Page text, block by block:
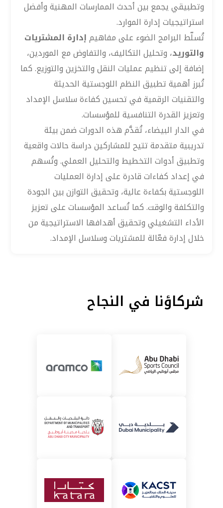
وتطبيقي يجمع بين أحدث الممارسات المهنية وأفضل
استراتيجيات إدارة الموارد.
تُسلّط البرامج الضوء على مفاهيمإدارة المشتريات
والتوريد، وتحليل التكاليف، والتفاوض مع الموردين،
إضافة إلى تنظيم عمليات النقل والتخزين والتوزيع. كما
تُبرز أهمية تطبيق النظم اللوجستية الحديثة
والتقنيات الرقمية في تحسين كفاءة سلاسل الإمداد
وتعزيز القدرة التنافسية للمؤسسات.
في الدار البيضاء، تُقدَّم هذه الدورات ضمن بيئة
تدريبية متقدمة تتيح للمشاركين دراسة حالات واقعية
وتطبيق أدوات التخطيط والتحليل العملي. وتُسهم
في إعداد كفاءات قادرة على إدارة العمليات
اللوجستية بكفاءة عالية، وتحقيق التوازن بين الجودة
والتكلفة والوقت. كما تُساعد المؤسسات على تعزيز
الأداء التشغيلي وتحقيق أهدافها الاستراتيجية من
خلال إدارة فعّالة للمشتريات وسلاسل الإمداد.
شركاؤنا في النجاح